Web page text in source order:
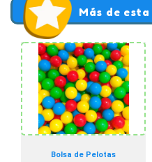
Más de
Bolsa de Pelotas